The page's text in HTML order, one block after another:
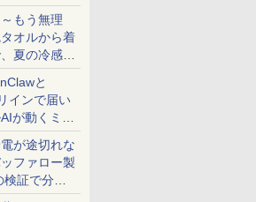
もう無理
オルから着
夏の冷感グ
と
インで届い
が動くミニ
が途切れな
ファロー製
証で分か